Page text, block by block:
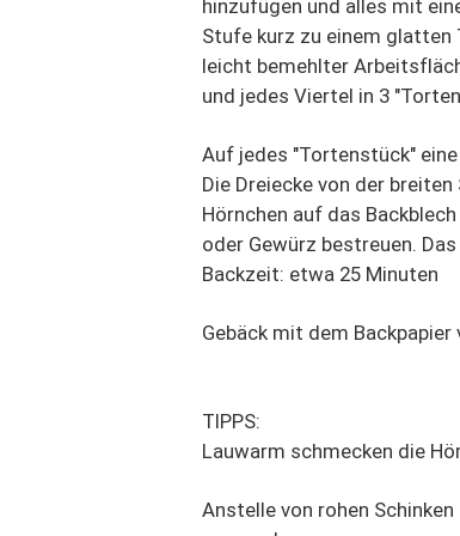
hinzufügen und alles mit
Stufe kurz zu einem glatten
leicht bemehlter
und jedes Viertel in 3
Auf jedes "Tortenstück"
Die Dreiecke von der
Hörnchen auf das
oder Gewürz bestreuen.
Backzeit: etwa 25 Minuten
Gebäck mit dem
TIPPS:
Lauwarm schmecken die
Anstelle von rohen